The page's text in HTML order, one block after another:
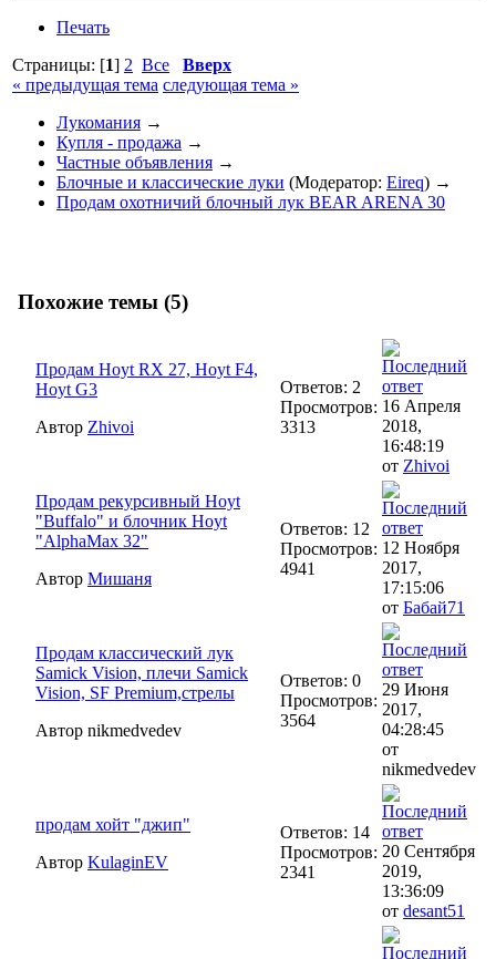
Печать
Страницы: [1] 2 Все
Вверх
« предыдущая тема следующая тема »
Лукомания →
Купля - продажа →
Частные объявления →
Блочные и классические луки (Модератор: Eireq) →
Продам охотничий блочный лук BEAR ARENA 30
Похожие темы (5)
Продам Hoyt RX 27, Hoyt F4,
Hoyt G3
Автор Zhivoi
Ответов: 2
Просмотров:
3313
16 Апреля
2018,
16:48:19
от Zhivoi
Продам рекурсивный Hoyt
"Buffalo" и блочник Hoyt
"AlphaMax 32"
Автор Мишаня
Ответов: 12
Просмотров:
4941
12 Ноября
2017,
17:15:06
от Бабай71
Продам классический лук
Samick Vision, плечи Samick
Vision, SF Premium,стрелы
Автор nikmedvedev
Ответов: 0
Просмотров:
3564
29 Июня
2017,
04:28:45
от
nikmedvedev
продам хойт "джип"
Автор KulaginEV
Ответов: 14
Просмотров:
2341
20 Сентября
2019,
13:36:09
от desant51